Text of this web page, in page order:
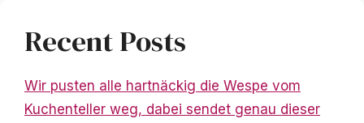
Recent Posts
Wir pusten alle hartnäckig die Wespe vom
Kuchenteller weg, dabei sendet genau dieser